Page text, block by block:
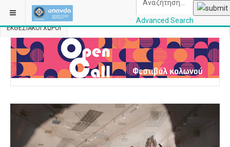
Advanced Search
ΒΡΊΣΚΕΣΤΕ ΕΔΏ: ΑΡΧΙΚΉ
ΕΚΘΕΣΙΑΚΟΊ ΧΏΡΟΙ